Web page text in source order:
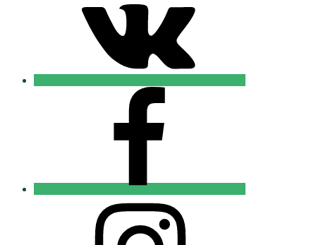
Добровольцы
Православные
Добровольцы